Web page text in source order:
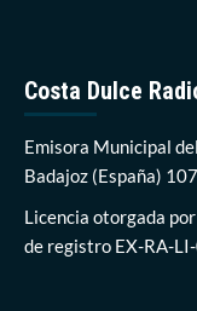
Costa Dulce
Emisora Municipal
Badajoz (España)
Licencia otorgada
de registro EX-RA-